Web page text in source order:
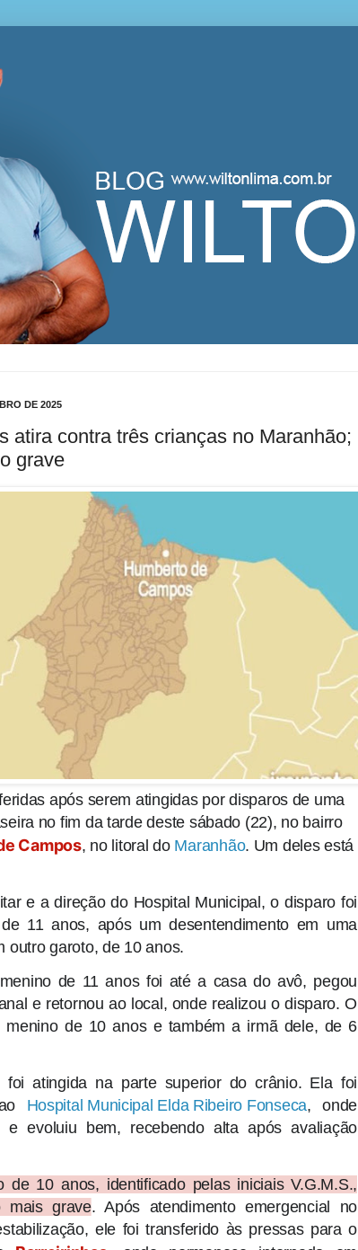
Lima
DE 2025
atira contra três crianças no Maranhão;
grave
após serem atingidas por disparos de uma
no fim da tarde deste sábado (22), no bairro
Campos, no litoral do Maranhão. Um deles está
e a direção do Hospital Municipal, o disparo foi
11 anos, após um desentendimento em uma
outro garoto, de 10 anos.
de 11 anos foi até a casa do avô, pegou
e retornou ao local, onde realizou o disparo. O
de 10 anos e também a irmã dele, de 6
atingida na parte superior do crânio. Ela foi
Hospital Municipal Elda Ribeiro Fonseca, onde
e evoluiu bem, recebendo alta após avaliação
de 10 anos, identificado pelas iniciais V.G.M.S.,
mais grave. Após atendimento emergencial no
ele foi transferido às pressas para o